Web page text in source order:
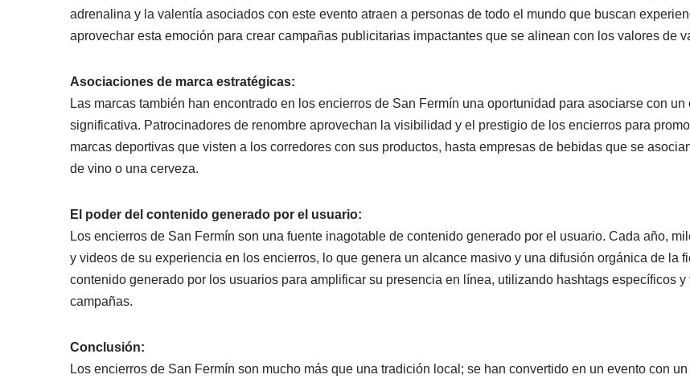
adrenalina y la valentía asociados con este evento atraen a personas de todo el mundo que buscan
aprovechar esta emoción para crear campañas publicitarias impactantes que se alinean con los valores de
Asociaciones de marca estratégicas:
Las marcas también han encontrado en los encierros de San Fermín una oportunidad para asociarse con
significativa. Patrocinadores de renombre aprovechan la visibilidad y el prestigio de los encierros para
marcas deportivas que visten a los corredores con sus productos, hasta empresas de bebidas que se
de vino o una cerveza.
El poder del contenido generado por el usuario:
Los encierros de San Fermín son una fuente inagotable de contenido generado por el usuario. Cada año,
y videos de su experiencia en los encierros, lo que genera un alcance masivo y una difusión orgánica de la
contenido generado por los usuarios para amplificar su presencia en línea, utilizando hashtags específicos
campañas.
Conclusión:
Los encierros de San Fermín son mucho más que una tradición local; se han convertido en un evento con